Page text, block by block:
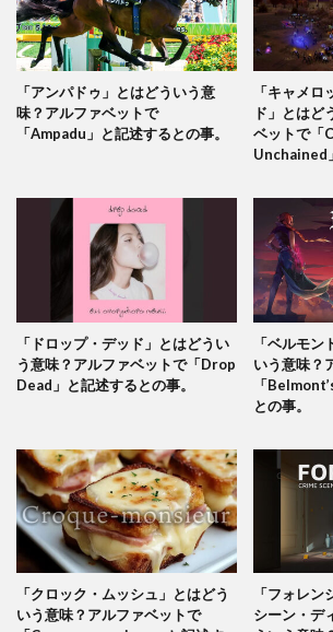
「アンパドゥ」とはどういう意
味？アルファベットで
「Ampadu」と記述するとの事。
「キャメ
ド」とはど
ベットで「
Unchained
「ドロップ・デッド」とはどうい
う意味？アルファベットで「Drop
Dead」と記述するとの事。
「ベルモン
いう意味？
「
との事。
「クロック・ムッシュ」とはどう
いう意味？アルファベットで
「フォレン
シーン・デ